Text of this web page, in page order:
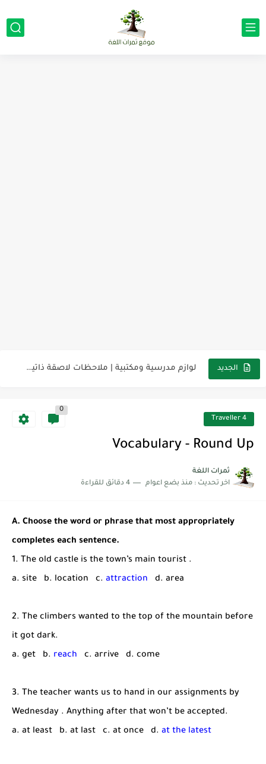
الجديد لوازم مدرسية ومكتبية | ملاحظات لاصقة ذاتية على شكل قلب...
Traveller 4
0
Vocabulary - Round Up
ثمرات اللغة
اخر تحديث : منذ بضع اعوام 4 دقائق للقراءة
A. Choose the word or phrase that most appropriately
completes each sentence.
1. The old castle is the town’s main tourist .
a. site b. location c. attraction d. area
2. The climbers wanted to the top of the mountain before
it got dark.
a. get b. reach c. arrive d. come
3. The teacher wants us to hand in our assignments by
Wednesday . Anything after that won’t be accepted.
a. at least b. at last c. at once d. at the latest